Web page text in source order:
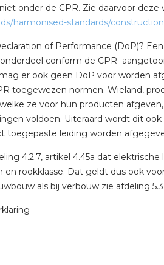
onder de CPR. Zie daarvoor deze
harmonised-standards/
of Performance (DoP)?
conform de CPR
er ook geen DoP voor worden
toegewezen normen. Wieland,
ze voor hun producten
voldoen. Uiteraard wordt dit
toegepaste leiding worden
4.2.7, artikel 4.45a dat
en rookklasse. Dat geldt dus ook
als bij verbouw zie afdeling 5.3